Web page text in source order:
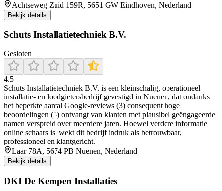
Achtseweg Zuid 159R, 5651 GW Eindhoven, Nederland
Bekijk details
Schuts Installatietechniek B.V.
Gesloten
4.5
Schuts Installatietechniek B.V. is een kleinschalig, operationeel
installatie- en loodgietersbedrijf gevestigd in Nuenen, dat ondanks
het beperkte aantal Google-reviews (3) consequent hoge
beoordelingen (5) ontvangt van klanten met plausibel geëngageerde
namen verspreid over meerdere jaren. Hoewel verdere informatie
online schaars is, wekt dit bedrijf indruk als betrouwbaar,
professioneel en klantgericht.
Laar 78A, 5674 PB Nuenen, Nederland
Bekijk details
DKI De Kempen Installaties